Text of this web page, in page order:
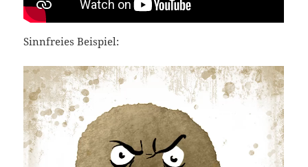
Sinnfreies Beispiel: